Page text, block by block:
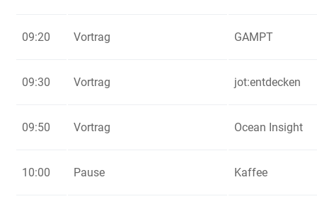
09:20 Vortrag GAMPT
09:30 Vortrag jot:entdecken
09:50 Vortrag Ocean Insight
10:00 Pause Kaffee